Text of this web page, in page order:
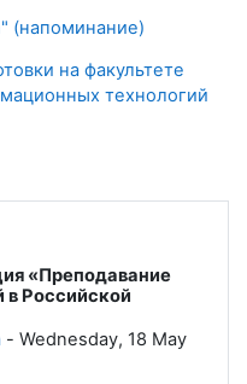
(напоминание)
на факультете
технологий
«Преподавание
Российской
- Wednesday, 18 May